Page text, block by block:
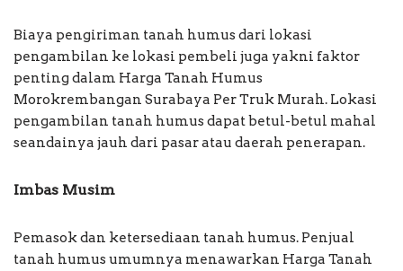
Biaya pengiriman tanah humus dari lokasi
pengambilan ke lokasi pembeli juga yakni faktor
penting dalam Harga Tanah Humus
Morokrembangan Surabaya Per Truk Murah. Lokasi
pengambilan tanah humus dapat betul-betul mahal
seandainya jauh dari pasar atau daerah penerapan.
Imbas Musim
Pemasok dan ketersediaan tanah humus. Penjual
tanah humus umumnya menawarkan Harga Tanah